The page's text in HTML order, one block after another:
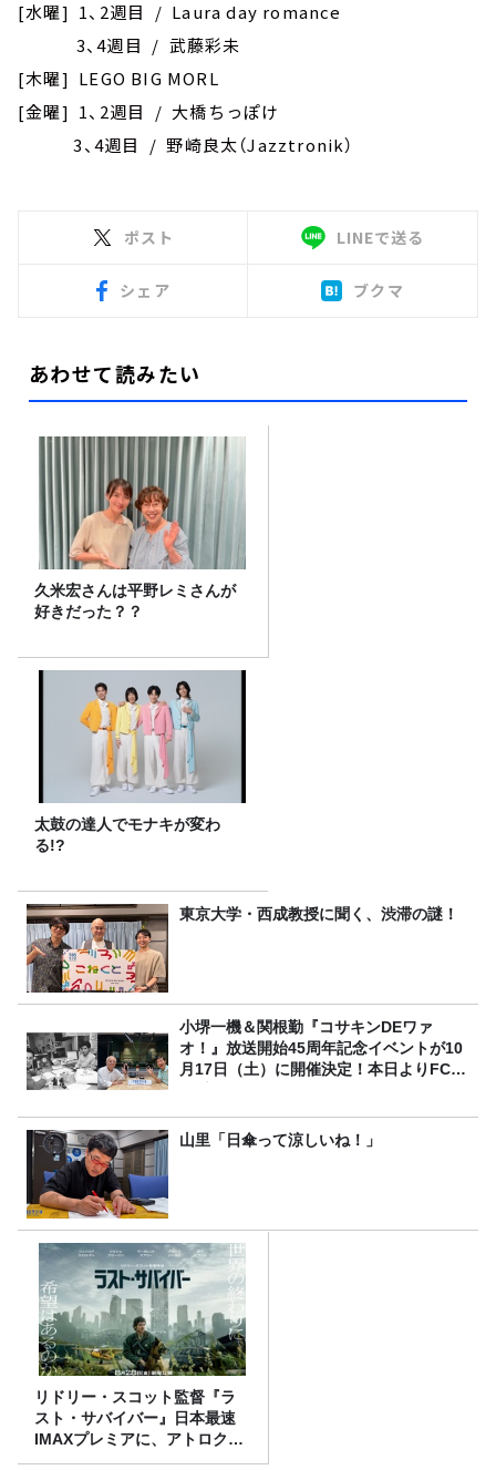
[水曜] 1、2週目 / Laura day romance
3、4週目 / 武藤彩未
[木曜] LEGO BIG MORL
[金曜] 1、2週目 / 大橋ちっぽけ
3、4週目 / 野崎良太（Jazztronik）
ポスト LINEで送る
シェア ブクマ
あわせて読みたい
久米宏さんは平野レミさんが
好きだった？？
太鼓の達人でモナキが変わ
る!?
東京大学・西成教授に聞く、渋滞の謎！
小堺一機＆関根勤『コサキンDEワァ
オ！』放送開始45周年記念イベントが10
月17日（土）に開催決定！本日よりFC先
山里「日傘って涼しいね！」
リドリー・スコット監督『ラ
スト・サバイバー』日本最速
IMAXプレミアに、アトロクリ
スナー60名をご招待！